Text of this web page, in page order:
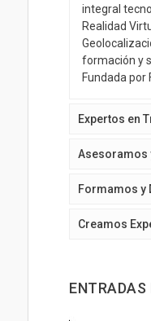
integral
Realidad
formación y
Fundada por
Expertos en
Asesoramos
Formamos y
Creamos
ENTRADAS